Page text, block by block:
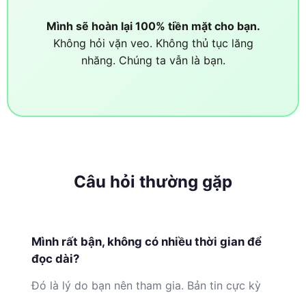
Mình sẽ hoàn lại 100% tiền mặt cho bạn.
Không hỏi vặn veo. Không thủ tục lăng
nhăng. Chúng ta vẫn là bạn.
Câu hỏi thường gặp
Mình rất bận, không có nhiều thời gian để
đọc dài?
Đó là lý do bạn nên tham gia. Bản tin cực kỳ